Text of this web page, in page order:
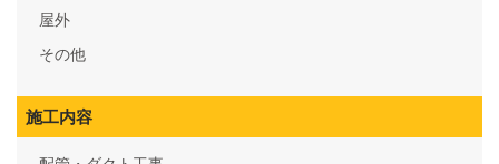
屋外
その他
施工内容